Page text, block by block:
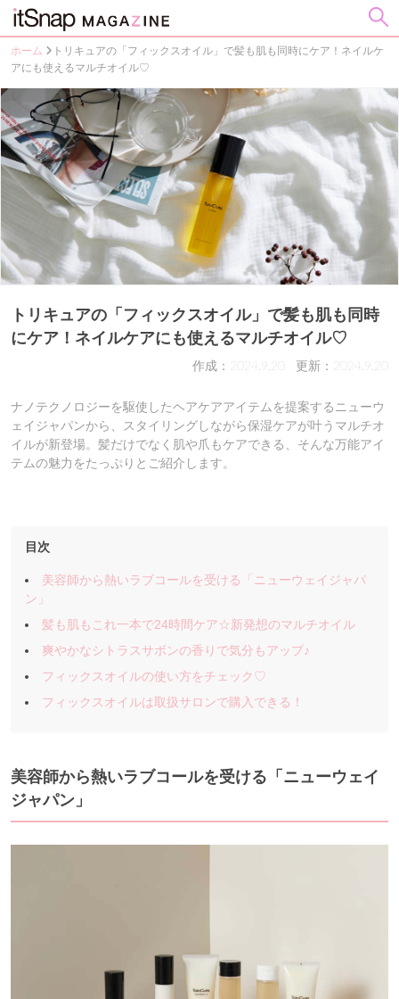
ホーム
トリキュアの「フィックスオイル」で髪も肌も同時にケア！ネイルケ
アにも使えるマルチオイル♡
トリキュアの「フィックスオイル」で髪も肌も同時
にケア！ネイルケアにも使えるマルチオイル♡
作成：2024.9.20 更新：2024.9.20
ナノテクノロジーを駆使したヘアケアアイテムを提案するニューウ
ェイジャパンから、スタイリングしながら保湿ケアが叶うマルチオ
イルが新登場。髪だけでなく肌や爪もケアできる、そんな万能アイ
テムの魅力をたっぷりとご紹介します。
目次
美容師から熱いラブコールを受ける「ニューウェイジャパ
ン」
髪も肌もこれ一本で24時間ケア☆新発想のマルチオイル
爽やかなシトラスサボンの香りで気分もアップ♪
フィックスオイルの使い方をチェック♡
フィックスオイルは取扱サロンで購入できる！
美容師から熱いラブコールを受ける「ニューウェイ
ジャパン」